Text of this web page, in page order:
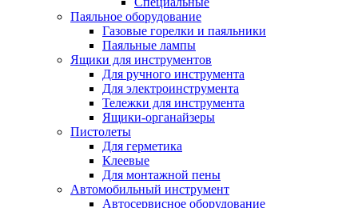
Паяльное оборудование
Газовые горелки и паяльники
Паяльные лампы
Ящики для инструментов
Для ручного инструмента
Для электроинструмента
Тележки для инструмента
Ящики-органайзеры
Пистолеты
Для герметика
Клеевые
Для монтажной пены
Автомобильный инструмент
Автосервисное оборудование